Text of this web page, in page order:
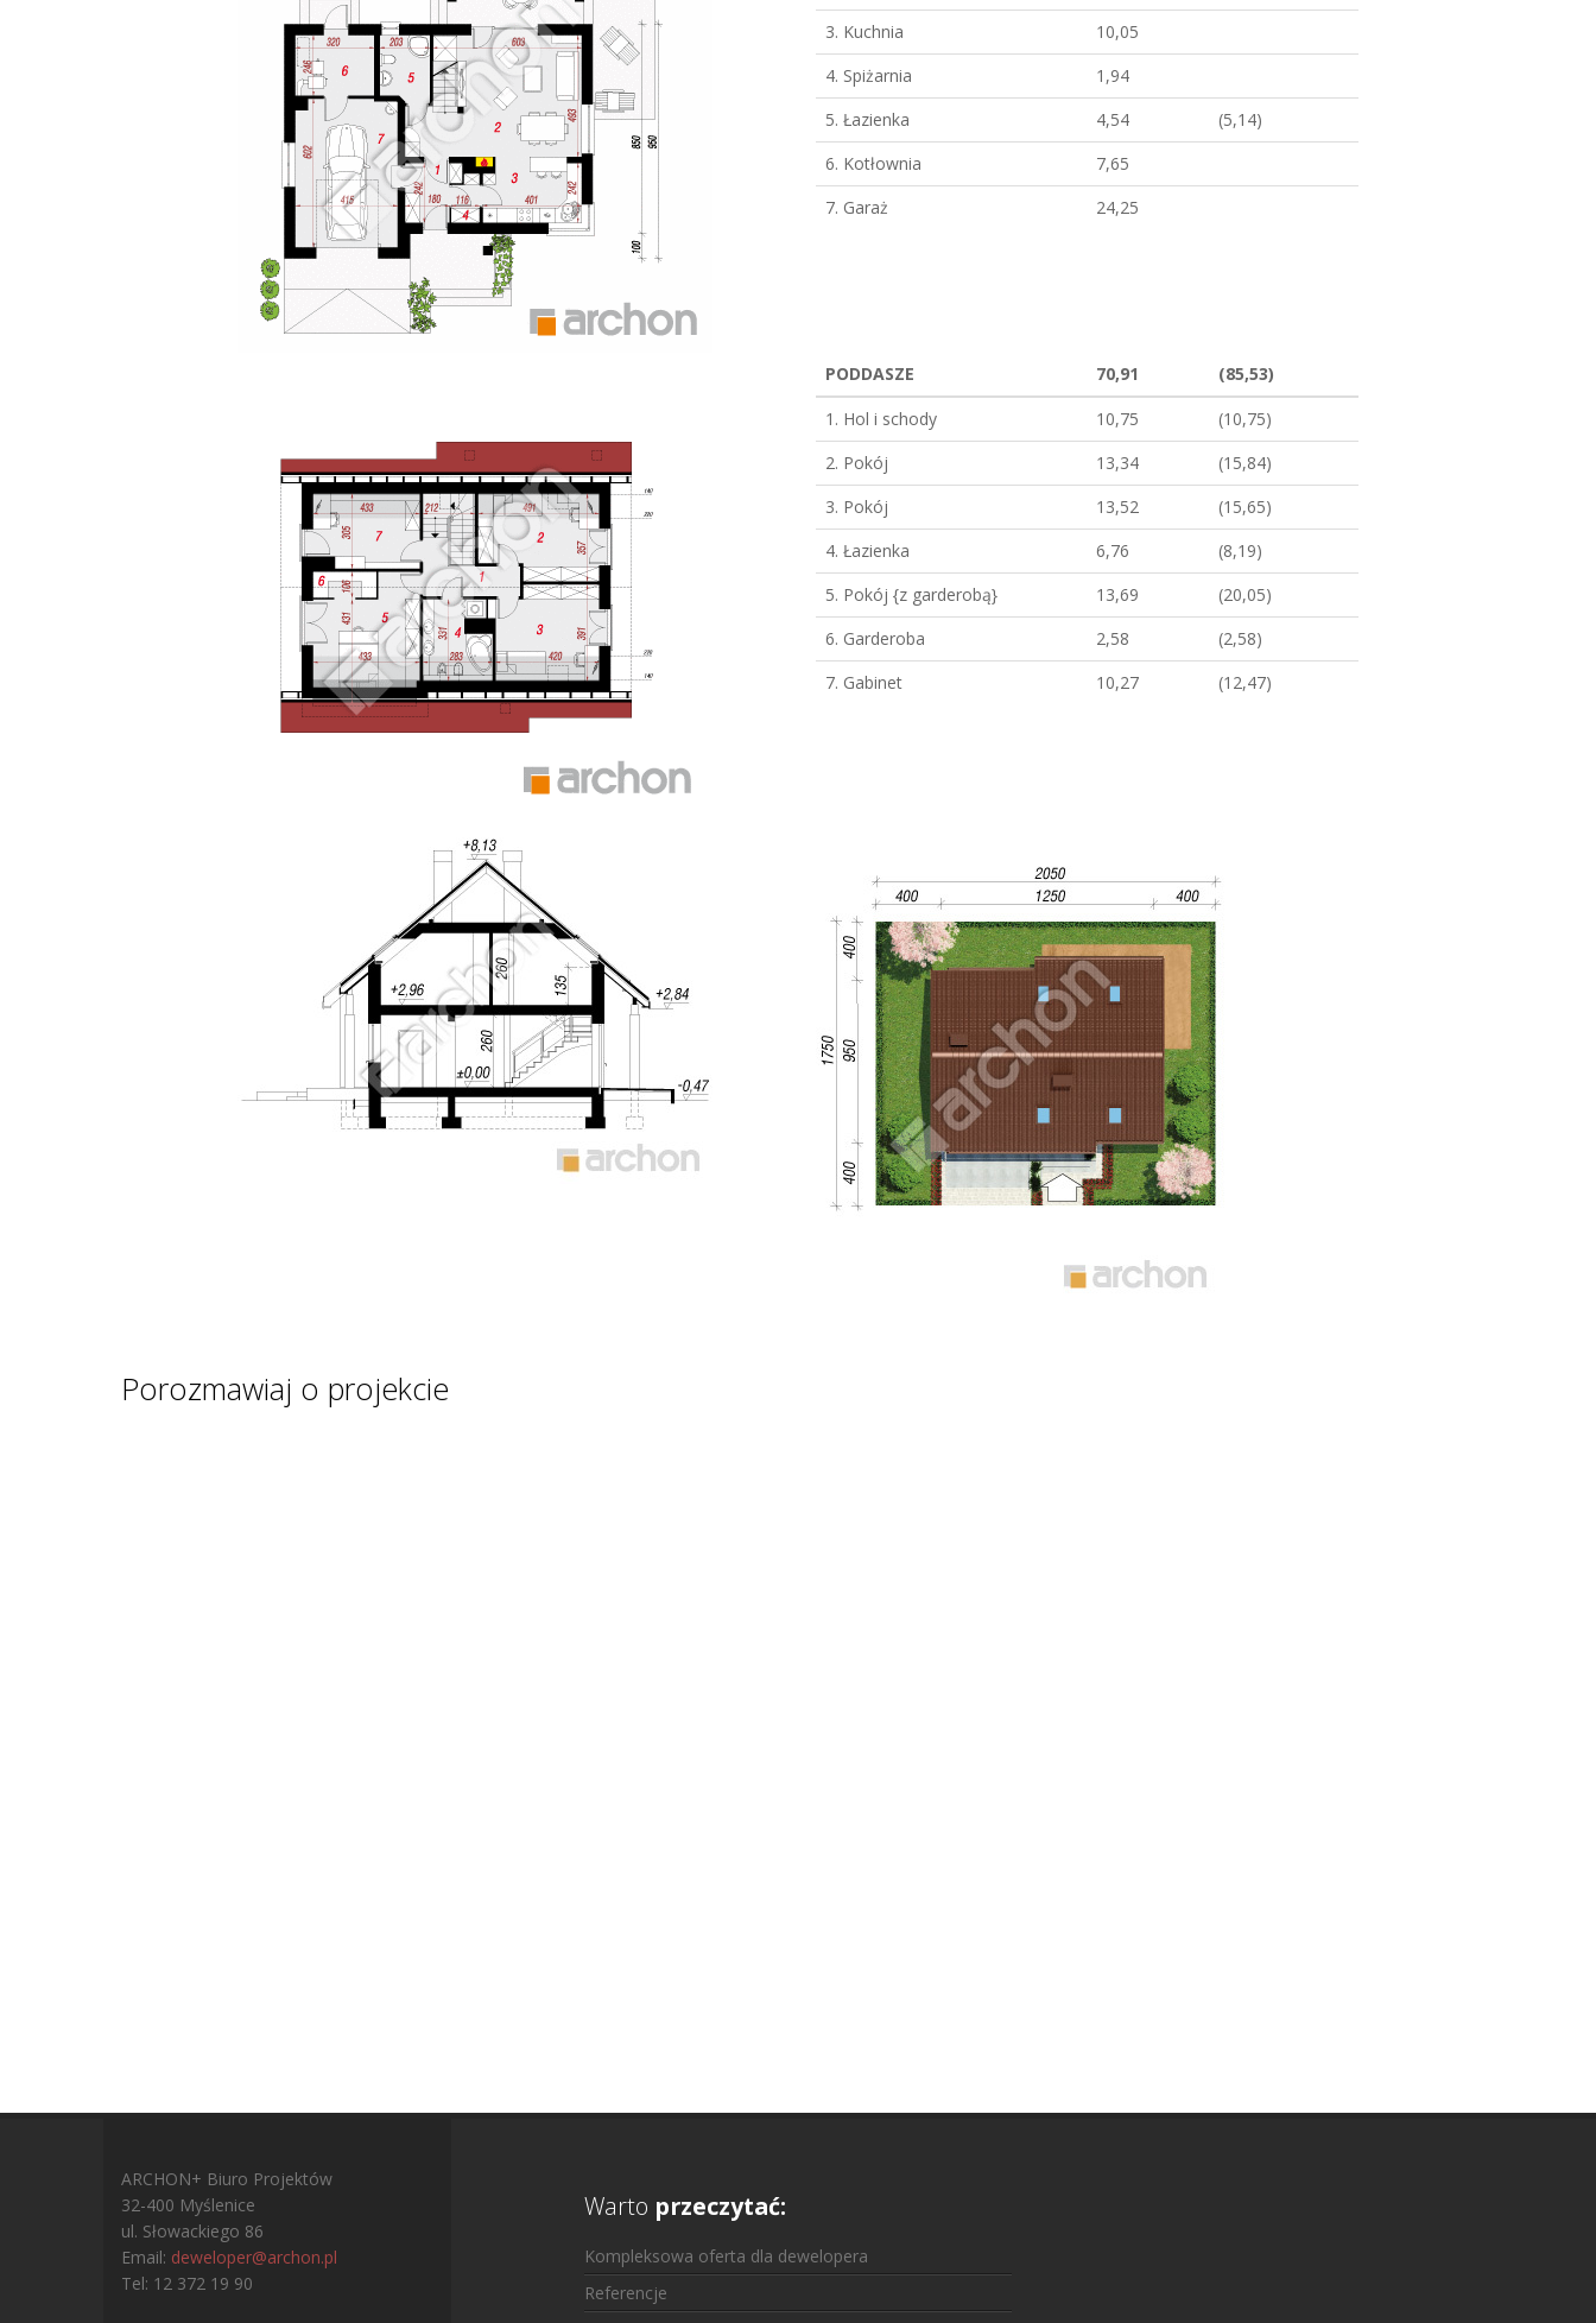
3. Kuchnia
10,05
4. Spiżarnia
1,94
5. Łazienka
4,54
(5,14)
6. Kotłownia
7,65
7. Garaż
24,25
PODDASZE 70,91
(85,53)
1. Hol i schody
10,75
(10,75)
2. Pokój
13,34
(15,84)
3. Pokój
13,52
(15,65)
4. Łazienka
6,76
(8,19)
5. Pokój {z garderobą}
13,69
(20,05)
6. Garderoba
2,58
(2,58)
7. Gabinet
10,27 (12,47)
Porozmawiaj o projekcie
ARCHON+ Biuro Projektów
32-400 Myślenice
ul. Słowackiego 86
Email: deweloper@archon.pl
Tel: 12 372 19 90
Warto przeczytać:
Kompleksowa oferta dla dewelopera
Referencje